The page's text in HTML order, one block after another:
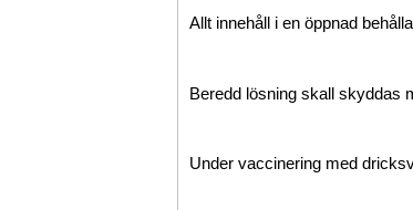
Allt innehåll i en öppnad
Beredd lösning skall skyddas
Under vaccinering med